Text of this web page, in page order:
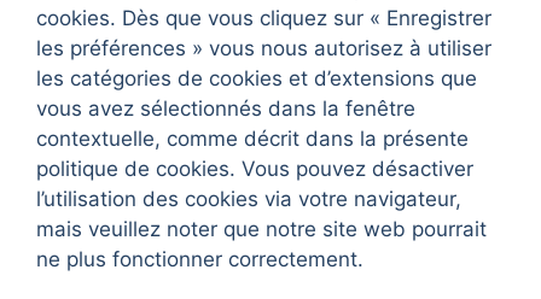
cookies. Dès que vous cliquez sur « Enregistrer
les préférences » vous nous autorisez à utiliser
les catégories de cookies et d’extensions que
vous avez sélectionnés dans la fenêtre
contextuelle, comme décrit dans la présente
politique de cookies. Vous pouvez désactiver
l’utilisation des cookies via votre navigateur,
mais veuillez noter que notre site web pourrait
ne plus fonctionner correctement.